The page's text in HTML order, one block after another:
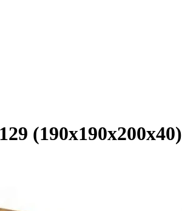
(190х190х200х40)